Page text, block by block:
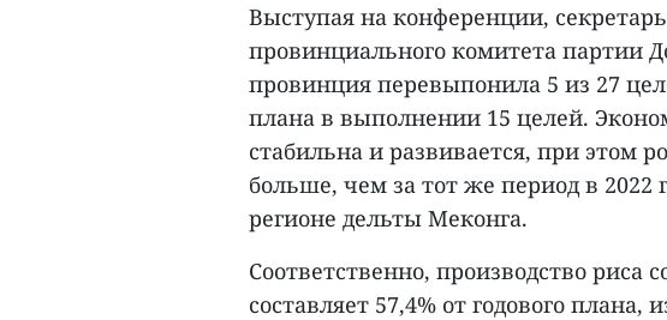
Выступая на конференции,
провинциального комитета партии
провинция перевыпонила 5 из 27
плана в выполнении 15 целей.
стабильна и развивается, при этом
больше, чем за тот же период в 2022
регионе дельты Меконга.
Соответственно, производство риса
составляет 57,4% от годового плана,